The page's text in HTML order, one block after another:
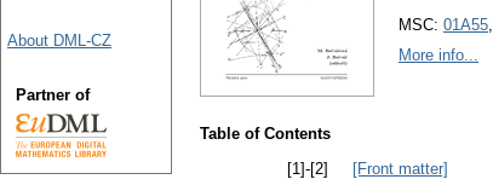
MSC: 01A55,
More info...
Table of Contents
[1]-[2]
[Front matter]
About DML-CZ
Partner of